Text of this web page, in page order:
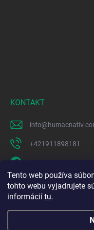
Tento web používa
tohto webu vyjadrujete
informácií tu.
KONTAKT
info@
+421911898181
humacnativ
humacnativ
https://